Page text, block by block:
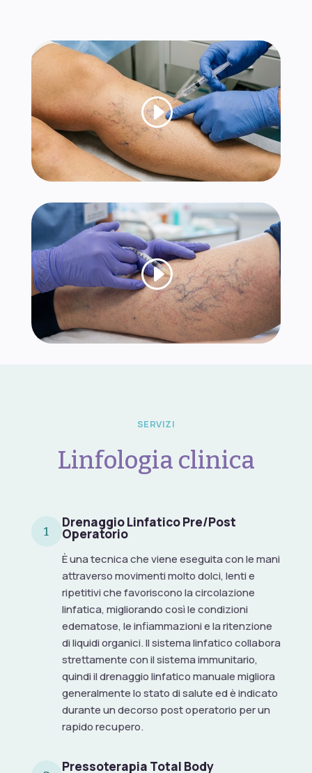
SERVIZI
Linfologia clinica
1
Drenaggio Linfatico Pre/Post
Operatorio
È una tecnica che viene eseguita con le mani
attraverso movimenti molto dolci, lenti e
ripetitivi che favoriscono la circolazione
linfatica, migliorando così le condizioni
edematose, le infiammazioni e la ritenzione
di liquidi organici. Il sistema linfatico collabora
strettamente con il sistema immunitario,
quindi il drenaggio linfatico manuale migliora
generalmente lo stato di salute ed è indicato
durante un decorso post operatorio per un
rapido recupero.
Pressoterapia Total Body